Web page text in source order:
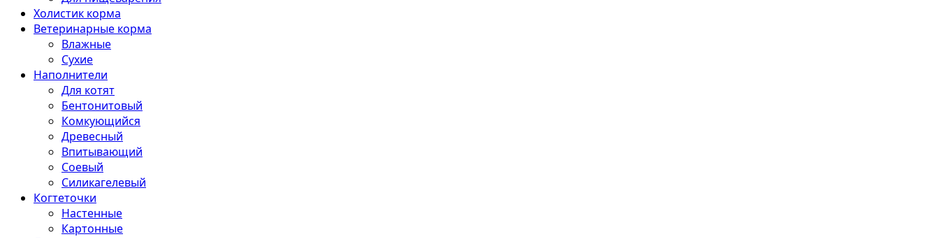
Холистик корма
Ветеринарные корма
Влажные
Сухие
Наполнители
Для котят
Бентонитовый
Комкующийся
Древесный
Впитывающий
Соевый
Силикагелевый
Когтеточки
Настенные
Картонные